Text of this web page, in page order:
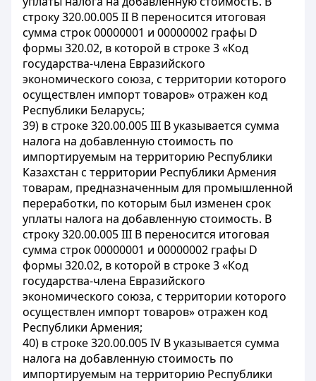
строку 320.00.005 II В переносится итоговая
сумма строк 00000001 и 00000002 графы D
формы 320.02, в которой в строке 3 «Код
государства-члена Евразийского
экономического союза, с территории которого
осуществлен импорт товаров» отражен код
Республики Беларусь;
39) в строке 320.00.005 III В указывается сумма
налога на добавленную стоимость по
импортируемым на территорию Республики
Казахстан с территории Республики Армения
товарам, предназначенным для промышленной
переработки, по которым был изменен срок
уплаты налога на добавленную стоимость. В
строку 320.00.005 III В переносится итоговая
сумма строк 00000001 и 00000002 графы D
формы 320.02, в которой в строке 3 «Код
государства-члена Евразийского
экономического союза, с территории которого
осуществлен импорт товаров» отражен код
Республики Армения;
40) в строке 320.00.005 IV В указывается сумма
налога на добавленную стоимость по
импортируемым на территорию Республики